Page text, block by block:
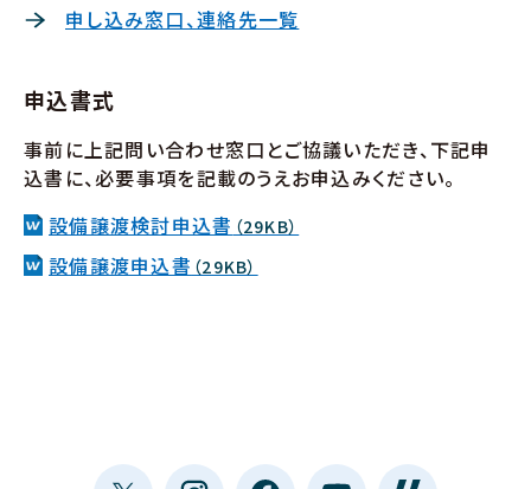
申し込み窓口、連絡先一覧
申込書式
事前に上記問い合わせ窓口とご協議いただき、下記申
込書に、必要事項を記載のうえお申込みください。
設備譲渡検討申込書 （29KB）
設備譲渡申込書 （29KB）